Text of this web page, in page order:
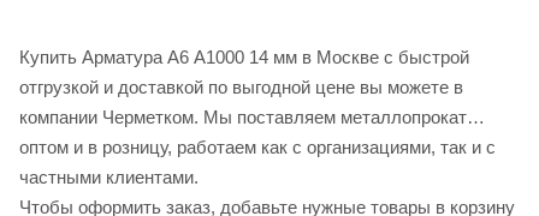
Купить Арматура А6 А1000 14 мм в Москве с быстрой
отгрузкой и доставкой по выгодной цене вы можете в
компании Черметком. Мы поставляем металлопрокат
оптом и в розницу, работаем как с организациями, так и с
частными клиентами.
Чтобы оформить заказ, добавьте нужные товары в корзину